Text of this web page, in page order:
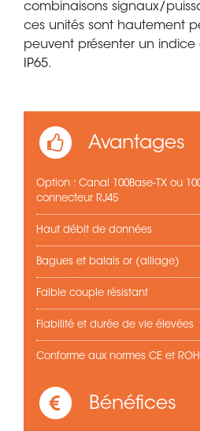
combinaisons signaux/
ces unités sont hautement
peuvent présenter un indice
IP65.
Avantages
Option : Canal 100Base-TX ou
connecteur RJ45
Haut débit de données
Bagues et balais or (alliage)
Faible couple résistant
Fiabilité et durée de vie élevées
Conforme aux normes CE et
Bénéfices